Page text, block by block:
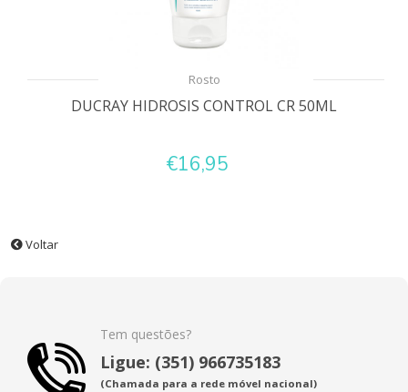
Rosto
DUCRAY HIDROSIS CONTROL CR 50ML
€16,95
Voltar
Tem questões?
Ligue: (351) 966735183
(Chamada para a rede móvel nacional)